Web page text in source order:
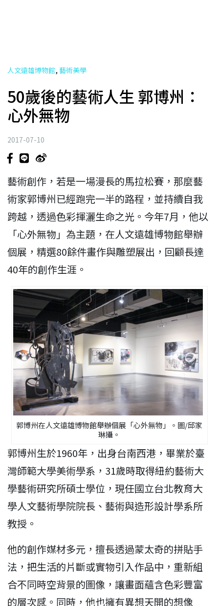
人文遠雄博物館, 藝術美學
50歲後的藝術人生 郭博州：
心外無物
2017-07-10
藝術創作，若是一場漫長的馬拉松賽，那麼藝
術家郭博州已經跑完一半的路程，並持續自我
跨越，透過色彩揮灑生命之光。今年7月，他以
「心外無物」為主題，在人文遠雄博物館舉辦
個展，精選80餘件畫作與雕塑展出，回顧長達
40年的創作生涯。
郭博州在人文遠雄博物館舉辦個展「心外無物」。圖/邱家
琳攝。
郭博州生於1960年，出身台南西港，畢業於臺
灣師範大學美術學系，31歲時取得紐約藝術大
學藝術研究所碩士學位，現任國立台北教育大
學人文藝術學院院長、藝術與造形設計學系所
教授。
他的創作媒材多元，擅長透過蒙太奇的拼貼手
法，把生活的片斷或實物引入作品中，重新組
合不同時空背景的圖像，讓畫面蘊含色彩豐富
的層次感。同時，他也擁有異想天開的想像